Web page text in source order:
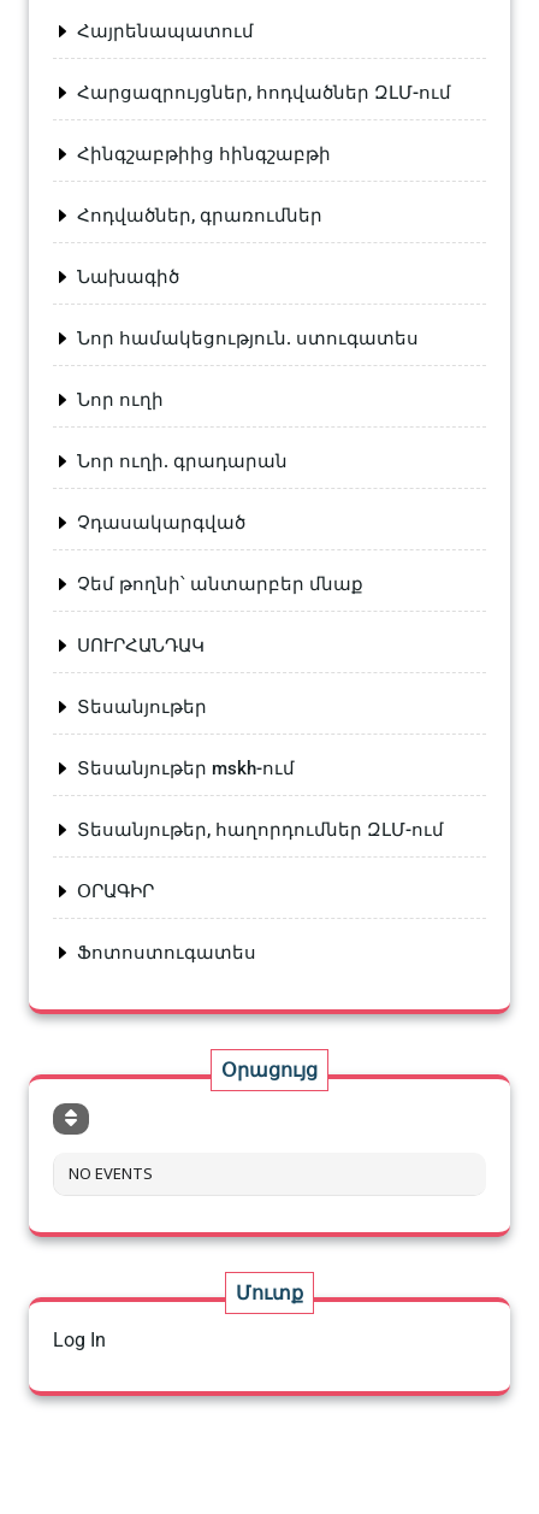
Հայրենապատում
Հարցազրույցներ, հոդվածներ ԶԼՄ-ում
Հինգշաբթիից հինգշաբթի
Հոդվածներ, գրառումներ
Նախագիծ
Նոր համակեցություն. ստուգատես
Նոր ուղի
Նոր ուղի. գրադարան
Չդասակարգված
Չեմ թողնի՝ անտարբեր մնաք
ՍՈՒՐՀԱՆԴԱԿ
Տեսանյութեր
Տեսանյութեր mskh-ում
Տեսանյութեր, հաղորդումներ ԶԼՄ-ում
ՕՐԱԳԻՐ
Ֆոտոստուգատես
Օրացույց
NO EVENTS
Մուտք
Log In